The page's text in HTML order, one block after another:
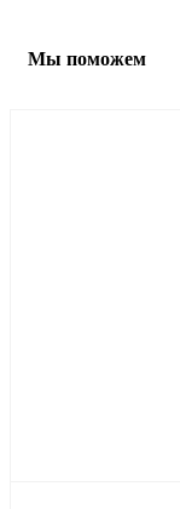
Мы поможем